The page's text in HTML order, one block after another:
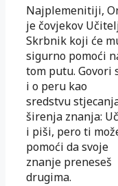
Najplemenitiji,
je čovjekov
Skrbnik koji će
sigurno pomoći
tom putu. Govori
i o peru kao
sredstvu
širenja znanja:
i piši, pero ti
po­moći da svoje
znanje preneseš
drugima.